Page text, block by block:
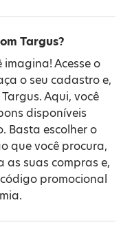
Targus?
imagina! Acesse o
o seu cadastro e,
Aqui, você
disponíveis
Basta escolher o
que você procura,
as suas compras e,
promocional